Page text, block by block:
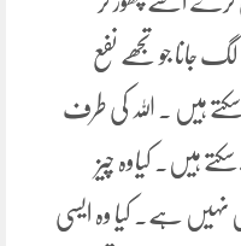
جانا جو تجھے نفع
ہیں ۔ اللہ کی طرف
ہیں۔ کیاوہ چیز
ہے۔ کیا وہ ایسی